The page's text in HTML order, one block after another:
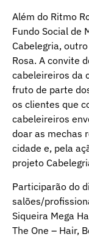
Além do Ritmo
Fundo Social de
Cabelegria,
Rosa. A convite
cabeleireiros da
fruto de parte
os clientes que
cabeleireiros
doar as mechas
cidade e, pela
projeto
Participarão do
salões/
Siqueira Mega
The One – Hair,